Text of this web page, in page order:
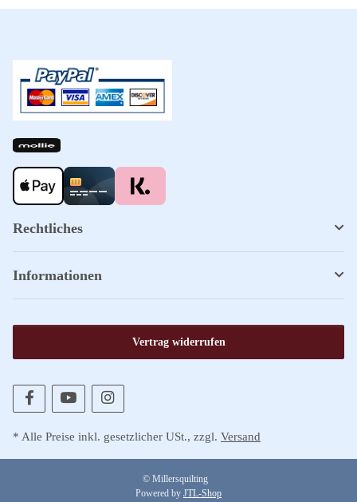
Rechtliches
Informationen
Vertrag widerrufen
* Alle Preise inkl. gesetzlicher USt., zzgl. Versand
© Millersquilting
Powered by JTL-Shop